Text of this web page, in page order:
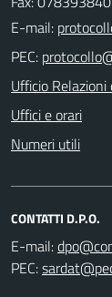
E-mail:
PEC:
Ufficio
Uffici e orari
Numeri utili
CONTATTI D.P.O.
E-mail:
PEC: